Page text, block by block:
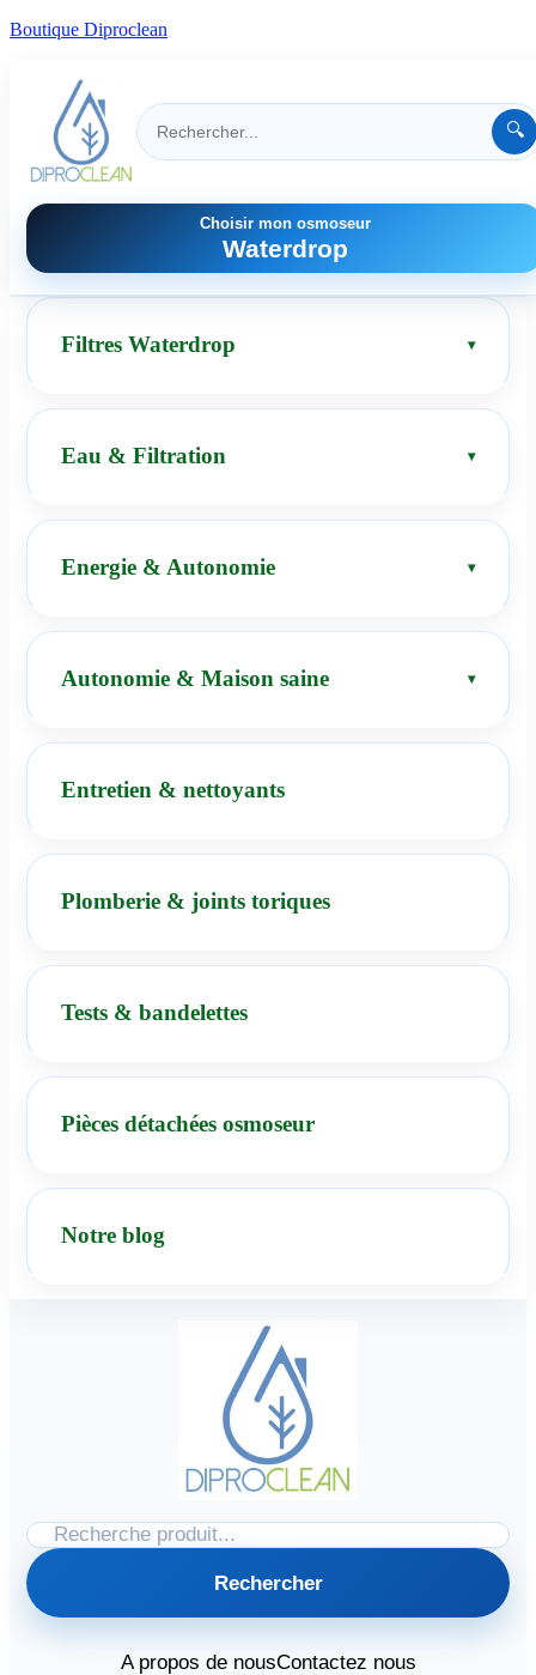
Boutique Diproclean
🔍
Choisir mon osmoseur
Waterdrop
Filtres Waterdrop
Eau & Filtration
Energie & Autonomie
Autonomie & Maison saine
Entretien & nettoyants
Plomberie & joints toriques
Tests & bandelettes
Pièces détachées osmoseur
Notre blog
Rechercher
A propos de nousContactez nous